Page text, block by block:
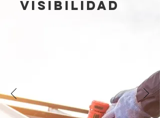
VISIBILIDAD